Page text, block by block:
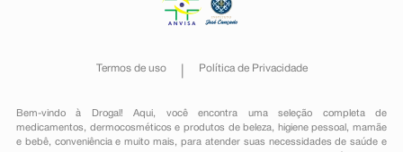
Termos de uso Política de Privacidade
Bem-vindo à Drogal! Aqui, você encontra uma seleção completa de
medicamentos , dermocosméticos e produtos de beleza, higiene pessoal ,mamãe
e bebê, conveniênciae muito mais, para atender suas necessidades de saúde e